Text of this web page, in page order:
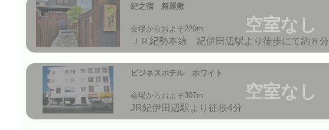
空室なし
紀之宿 新屋敷
会場からおよそ229m
ＪＲ紀勢本線 紀伊田辺駅より徒歩にて約８分
空室なし
ビジネスホテル ホワイト
会場からおよそ307m
JR紀伊田辺駅より徒歩4分